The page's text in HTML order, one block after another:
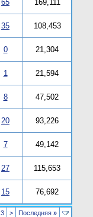
65 169,111
35 108,453
0 21,304
1 21,594
8 47,502
20 93,226
7 49,142
27 115,653
15 76,692
3 > Последняя »